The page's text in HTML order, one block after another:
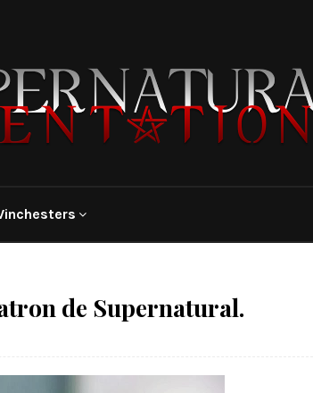
de Supernatural.